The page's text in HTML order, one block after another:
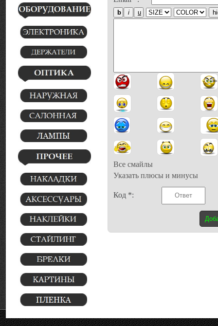
Все смайлы
Указать плюсы и минусы
Код *: